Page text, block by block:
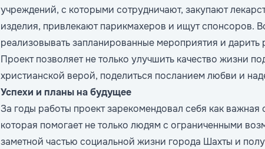
учреждений, с которыми сотрудничают, закупают
изделия, привлекают парикмахеров и ищут спонсоров.
реализовывать запланированные мероприятия и дарить
Проект позволяет не только улучшить качество жизни
христианской верой, поделиться посланием любви и
Успехи и планы на будущее
За годы работы проект зарекомендовал себя как важная
которая помогает не только людям с ограниченными
заметной частью социальной жизни города Шахты и